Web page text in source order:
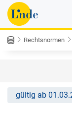
Rechtsnormen
gültig ab